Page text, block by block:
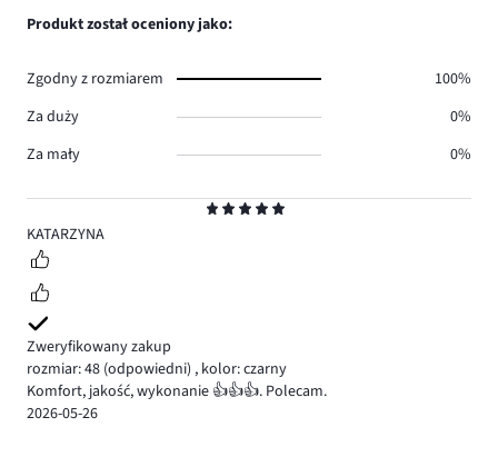
5
KATARZYNA
Zweryfikowany zakup
rozmiar: 48 (odpowiedni) , kolor: czarny
Komfort, jakość, wykonanie 👍👍👍. Polecam.
2026-05-26
Produkt został oceniony jako:
Zgodny z rozmiarem
100%
Za duży
0%
Za mały
0%